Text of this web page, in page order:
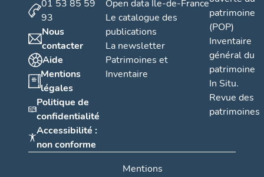
01 53 85 59
93
Nous
contacter
Aide
Mentions
légales
Politique de
confidentialité
Accessibilité :
non conforme
Open data Île-de-France
Le catalogue des
publications
La newsletter
Patrimoines et
Inventaire
patrimoine
(POP)
Inventaire
général du
patrimoine
In Situ.
Revue des
patrimoines
Mentions